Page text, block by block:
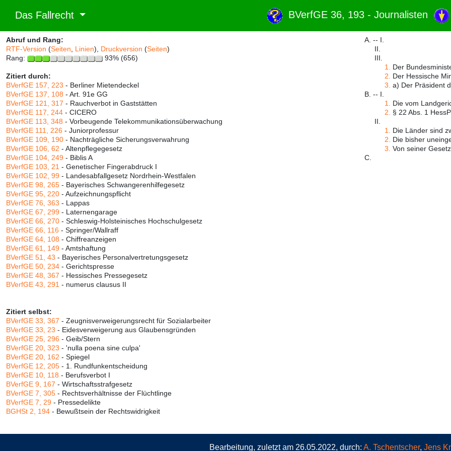
Das Fallrecht BVerfGE 36, 193 - Journalisten
Abruf und Rang:
RTF-Version (Seiten Linien), Druckversion (Seiten)
Rang:
93% (656)
Zitiert durch:
BVerfGE 157, 223 - Berliner Mietendeckel
BVerfGE 137, 108 - Art. 91e GG
BVerfGE 121, 317 - Rauchverbot in Gaststätten
BVerfGE 117, 244 - CICERO
BVerfGE 113, 348 - Vorbeugende Telekommunikationsüberwachung
BVerfGE 111, 226 - Juniorprofessur
BVerfGE 109, 190 - Nachträgliche Sicherungsverwahrung
BVerfGE 106, 62 - Altenpflegegesetz
BVerfGE 104, 249 - Biblis A
BVerfGE 103, 21 - Genetischer Fingerabdruck I
BVerfGE 102, 99 - Landesabfallgesetz Nordrhein-Westfalen
BVerfGE 98, 265 - Bayerisches Schwangerenhilfegesetz
BVerfGE 95, 220 - Aufzeichnungspflicht
BVerfGE 76, 363 - Lappas
BVerfGE 67, 299 - Laternengarage
BVerfGE 66, 270 - Schleswig-Holsteinisches Hochschulgesetz
BVerfGE 66, 116 - Springer/Wallraff
BVerfGE 64, 108 - Chiffreanzeigen
BVerfGE 61, 149 - Amtshaftung
BVerfGE 51, 43 - Bayerisches Personalvertretungsgesetz
BVerfGE 50, 234 - Gerichtspresse
BVerfGE 48, 367 - Hessisches Pressegesetz
BVerfGE 43, 291 - numerus clausus II
Zitiert selbst:
BVerfGE 33, 367 - Zeugnisverweigerungsrecht für Sozialarbeiter
BVerfGE 33, 23 - Eidesverweigerung aus Glaubensgründen
BVerfGE 25, 296 - Geib/Stern
BVerfGE 20, 323 - 'nulla poena sine culpa'
BVerfGE 20, 162 - Spiegel
BVerfGE 12, 205 - 1. Rundfunkentscheidung
BVerfGE 10, 118 - Berufsverbot I
BVerfGE 9, 167 - Wirtschaftsstrafgesetz
BVerfGE 7, 305 - Rechtsverhältnisse der Flüchtlinge
BVerfGE 7, 29 - Pressedelikte
BGHSt 2, 194 - Bewußtsein der Rechtswidrigkeit
A. -- I.
II.
III.
1.
Der
2.
Der Hessische
3. a) Der Präsident
B. -- I.
1.
Die vom
2.
§ 22 Abs. 1
II.
1.
Die Länder sind
2.
Die bisher
3. Von seiner
C.
Bearbeitung, zuletzt am 26.05.2022, durch: A. Tschentscher, Jens